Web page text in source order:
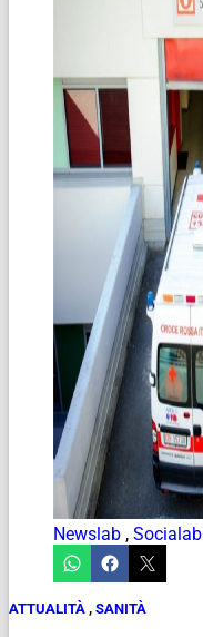
Newslab , Socialab
ATTUALITÀ , SANITÀ